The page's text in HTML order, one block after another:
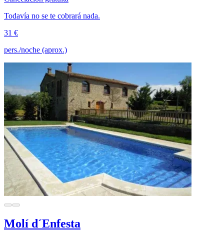
Todavía no se te cobrará nada.
31 €
pers./noche (aprox.)
Molí d´Enfesta